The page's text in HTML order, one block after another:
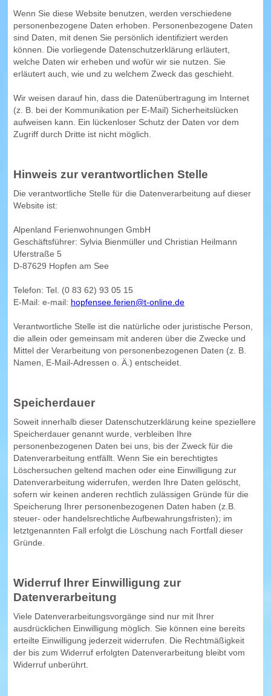
Wenn Sie diese Website benutzen, werden verschiedene
personenbezogene Daten erhoben. Personenbezogene Daten
sind Daten, mit denen Sie persönlich identifiziert werden
können. Die vorliegende Datenschutzerklärung erläutert,
welche Daten wir erheben und wofür wir sie nutzen. Sie
erläutert auch, wie und zu welchem Zweck das geschieht.
Wir weisen darauf hin, dass die Datenübertragung im Internet
(z. B. bei der Kommunikation per E-Mail) Sicherheitslücken
aufweisen kann. Ein lückenloser Schutz der Daten vor dem
Zugriff durch Dritte ist nicht möglich.
Hinweis zur verantwortlichen Stelle
Die verantwortliche Stelle für die Datenverarbeitung auf dieser
Website ist:
Alpenland Ferienwohnungen GmbH
Geschäftsführer: Sylvia Bienmüller und Christian Heilmann
Uferstraße 5
D-87629 Hopfen am See
Telefon: Tel. (0 83 62) 93 05 15
E-Mail: e-mail: hopfensee.ferien@t-online.de
Verantwortliche Stelle ist die natürliche oder juristische Person,
die allein oder gemeinsam mit anderen über die Zwecke und
Mittel der Verarbeitung von personenbezogenen Daten (z. B.
Namen, E-Mail-Adressen o. Ä.) entscheidet.
Speicherdauer
Soweit innerhalb dieser Datenschutzerklärung keine speziellere
Speicherdauer genannt wurde, verbleiben Ihre
personenbezogenen Daten bei uns, bis der Zweck für die
Datenverarbeitung entfällt. Wenn Sie ein berechtigtes
Löschersuchen geltend machen oder eine Einwilligung zur
Datenverarbeitung widerrufen, werden Ihre Daten gelöscht,
sofern wir keinen anderen rechtlich zulässigen Gründe für die
Speicherung Ihrer personenbezogenen Daten haben (z.B.
steuer- oder handelsrechtliche Aufbewahrungsfristen); im
letztgenannten Fall erfolgt die Löschung nach Fortfall dieser
Gründe.
Widerruf Ihrer Einwilligung zur
Datenverarbeitung
Viele Datenverarbeitungsvorgänge sind nur mit Ihrer
ausdrücklichen Einwilligung möglich. Sie können eine bereits
erteilte Einwilligung jederzeit widerrufen. Die Rechtmäßigkeit
der bis zum Widerruf erfolgten Datenverarbeitung bleibt vom
Widerruf unberührt.